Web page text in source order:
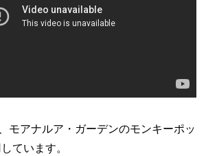
モアナルア・ガーデンのモンキーポッ
ています。